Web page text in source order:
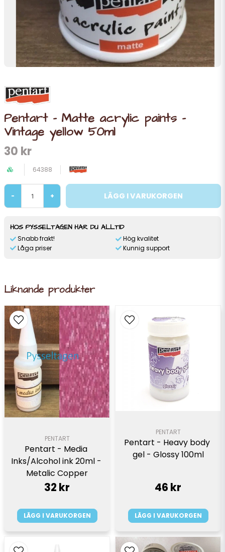
Pentart - Matte acrylic paints -
Vintage yellow 50ml
30 kr
64388
- + LÄGG I VARUKORGEN
HOS PYSSELTAGEN HAR DU ALLTID
Snabb frakt!
Låga priser
Hög kvalitet
Kunnig support
Liknande produkter
PENTART
Pentart - Media
Inks/Alcohol ink 20ml -
Metalic Copper
32 kr
LÄGG I VARUKORGEN
PENTART
Pentart - Heavy body
gel - Glossy 100ml
46 kr
LÄGG I VARUKORGEN